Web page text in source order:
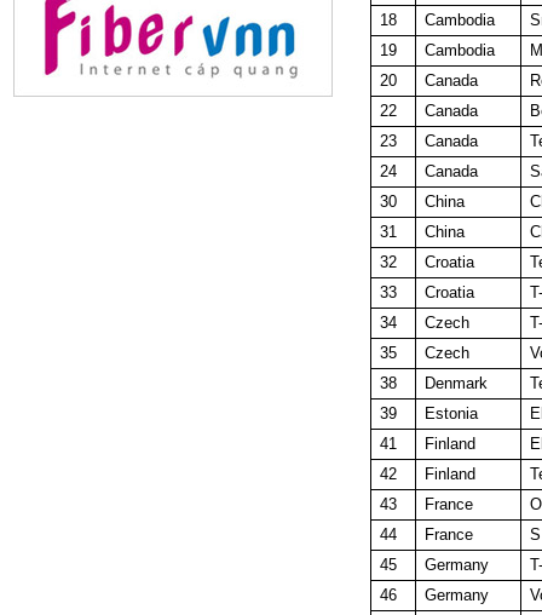
18
Cambodia
19
Cambodia
20
Canada
22
Canada
23
Canada
24
Canada
30
China
31
China
32
Croatia
33
Croatia
34
Czech
35
Czech
38
Denmark
39
Estonia
41
Finland
42
Finland
43
France
44
France
45
Germany
46
Germany